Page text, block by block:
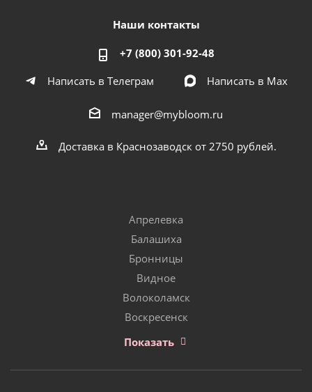
Наши контакты
+7 (800) 301-92-48
Написать в Телеграм
Написать в Мах
manager@mybloom.ru
Доставка в Краснозаводск от 2750 рублей.
Апрелевка
Балашиха
Бронницы
Видное
Волоколамск
Воскресенск
Показать